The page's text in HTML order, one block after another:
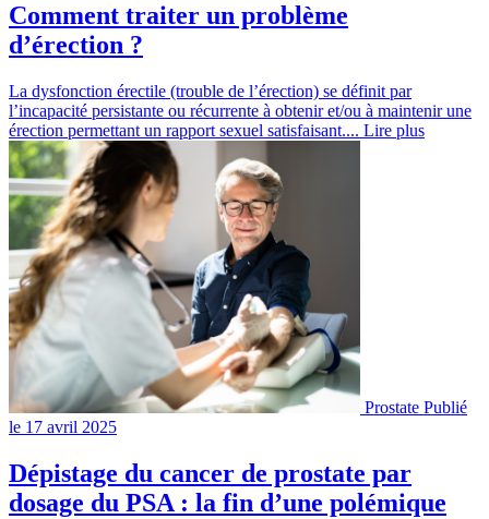
Comment traiter un problème
d’érection ?
La dysfonction érectile (trouble de l’érection) se définit par
l’incapacité persistante ou récurrente à obtenir et/ou à maintenir une
érection permettant un rapport sexuel satisfaisant.... Lire plus
Prostate Publié
le 17 avril 2025
Dépistage du cancer de prostate par
dosage du PSA : la fin d’une polémique